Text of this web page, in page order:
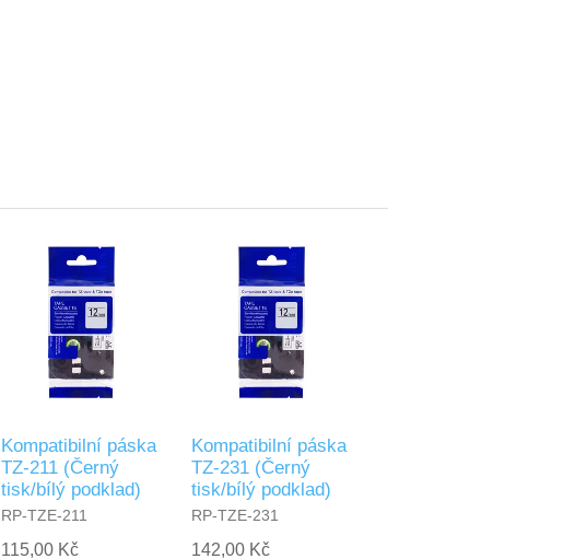
Kompatibilní páska
TZ-211 (Černý
tisk/bílý podklad)
RP-TZE-211
115,00 Kč
Kompatibilní páska
TZ-231 (Černý
tisk/bílý podklad)
RP-TZE-231
142,00 Kč